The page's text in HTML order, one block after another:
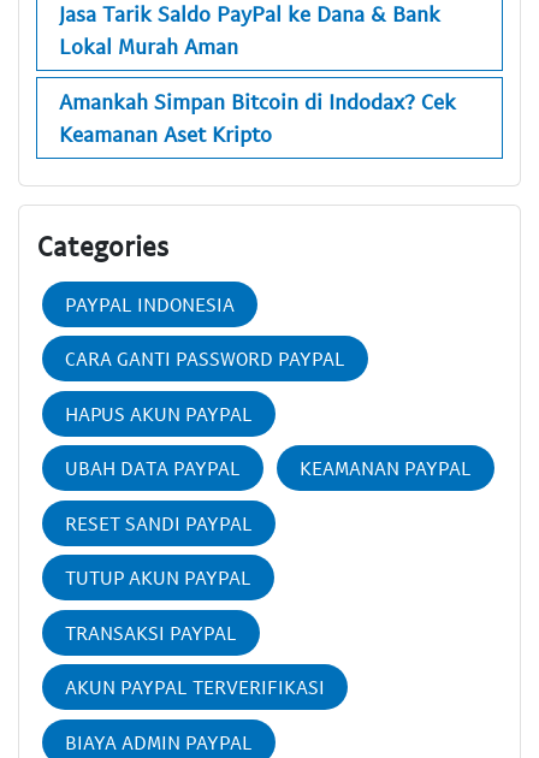
Jasa Tarik Saldo PayPal ke Dana & Bank
Lokal Murah Aman
Amankah Simpan Bitcoin di Indodax? Cek
Keamanan Aset Kripto
Categories
PAYPAL INDONESIA
CARA GANTI PASSWORD PAYPAL
HAPUS AKUN PAYPAL
UBAH DATA PAYPAL KEAMANAN PAYPAL
RESET SANDI PAYPAL
TUTUP AKUN PAYPAL
TRANSAKSI PAYPAL
AKUN PAYPAL TERVERIFIKASI
BIAYA ADMIN PAYPAL